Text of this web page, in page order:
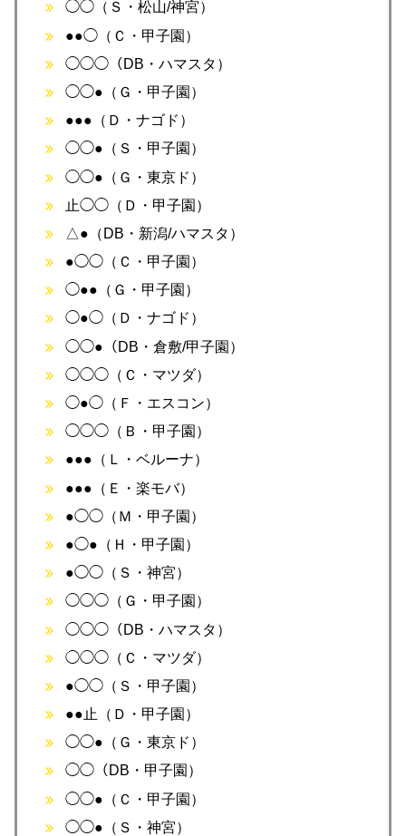
◯◯（Ｓ・松山/神宮）
●●◯（Ｃ・甲子園）
◯◯◯（DB・ハマスタ）
◯◯●（Ｇ・甲子園）
●●●（Ｄ・ナゴド）
◯◯●（Ｓ・甲子園）
◯◯●（Ｇ・東京ド）
止◯◯（Ｄ・甲子園）
△●（DB・新潟/ハマスタ）
●◯◯（Ｃ・甲子園）
◯●●（Ｇ・甲子園）
◯●◯（Ｄ・ナゴド）
◯◯●（DB・倉敷/甲子園）
◯◯◯（Ｃ・マツダ）
◯●◯（Ｆ・エスコン）
◯◯◯（Ｂ・甲子園）
●●●（Ｌ・ベルーナ）
●●●（Ｅ・楽モバ）
●◯◯（Ｍ・甲子園）
●◯●（Ｈ・甲子園）
●◯◯（Ｓ・神宮）
◯◯◯（Ｇ・甲子園）
◯◯◯（DB・ハマスタ）
◯◯◯（Ｃ・マツダ）
●◯◯（Ｓ・甲子園）
●●止（Ｄ・甲子園）
◯◯●（Ｇ・東京ド）
◯◯（DB・甲子園）
◯◯●（Ｃ・甲子園）
◯◯●（Ｓ・神宮）